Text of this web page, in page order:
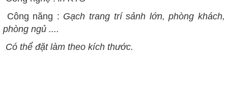
Công năng : Gạch trang trí sảnh lớn, phòng khách,
phòng ngủ ....
Có thể đặt làm theo kích thước.